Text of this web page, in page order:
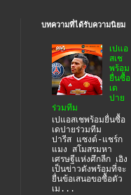
บทความที่ได้รับความนิยม
เปแอ
สเช
พร้อม
ยื่นซื้อ
เด
ปาย
ร่วมทีม
เปแอสเชพร้อมยื่นซื้อ
เดปายร่วมทีม
ปารีส แซงต์-แชร์ก
แมง สโมสรมหา
เศรษฐีแห่งศึกลีก เอิง
เป็นข่าวดังพร้อมที่จะ
ยื่นข้อเสนอขอซื้อตัว
เม...